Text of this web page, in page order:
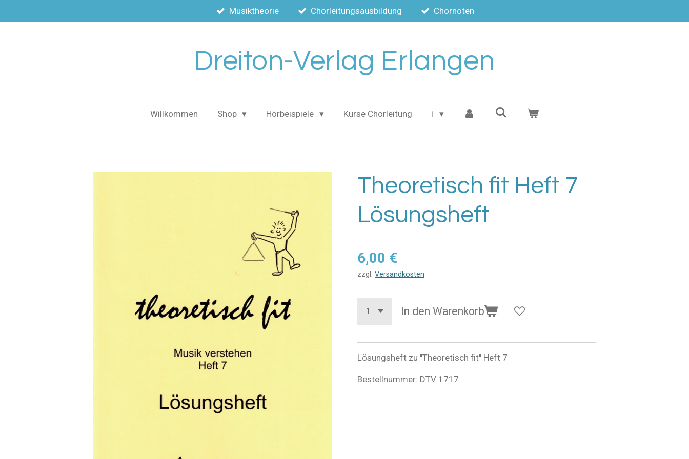
Hauptinhalt
Musiktheorie Chorleitungsausbildung Chornoten
Dreiton-Verlag Erlangen
Willkommen Shop Hörbeispiele Kurse Chorleitung ℹ️
Theoretisch fit Heft 7
Lösungsheft
6,00 €
zzgl. Versandkosten
In den Warenkorb
Lösungsheft zu "Theoretisch fit" Heft 7
Bestellnummer: DTV 1717